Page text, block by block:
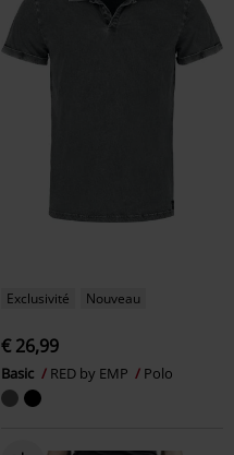
Exclusivité Nouveau
€ 26,99
Basic RED by EMP Polo